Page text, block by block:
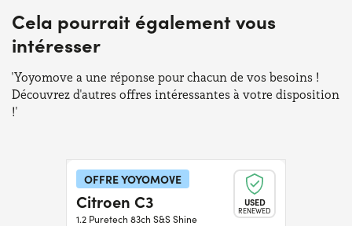
Cela pourrait également vous
intéresser
'Yoyomove a une réponse pour chacun de vos besoins !
Découvrez d'autres offres intéressantes à votre disposition
!'
OFFRE YOYOMOVE
USED
RENEWED
Citroen C3
1.2 Puretech 83ch S&S Shine